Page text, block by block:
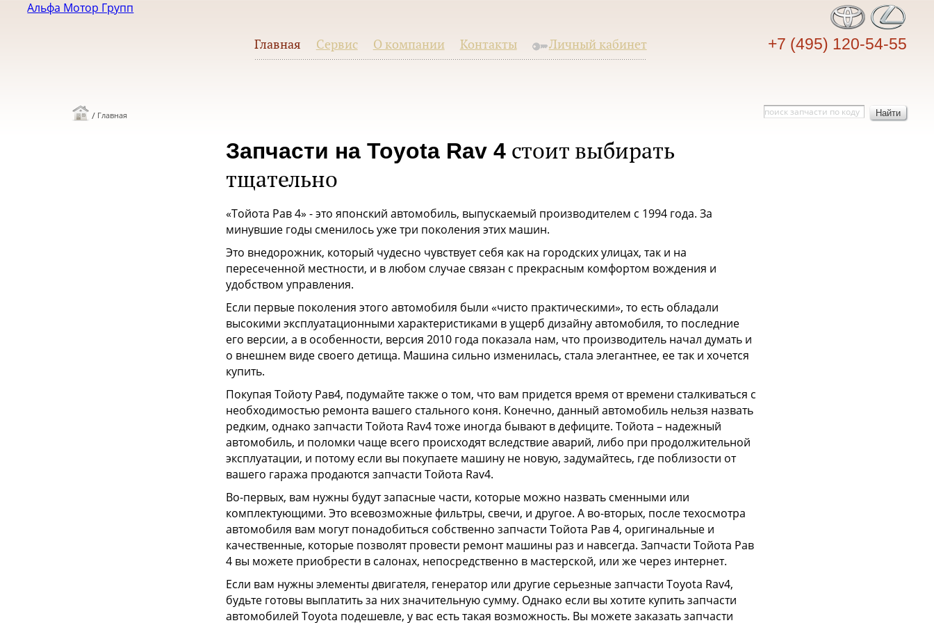
Альфа Мотор Групп
Главная Сервис О компании Контакты Личный кабинет +7 (495) 120-54-55
/ Главная Найти
Запчасти на Toyota Rav 4 стоит выбирать
тщательно
«Тойота Рав 4» - это японский автомобиль, выпускаемый производителем с 1994 года. За
минувшие годы сменилось уже три поколения этих машин.
Это внедорожник, который чудесно чувствует себя как на городских улицах, так и на
пересеченной местности, и в любом случае связан с прекрасным комфортом вождения и
удобством управления.
Если первые поколения этого автомобиля были «чисто практическими», то есть обладали
высокими эксплуатационными характеристиками в ущерб дизайну автомобиля, то последние
его версии, а в особенности, версия 2010 года показала нам, что производитель начал думать и
о внешнем виде своего детища. Машина сильно изменилась, стала элегантнее, ее так и хочется
купить.
Покупая Тойоту Рав4, подумайте также о том, что вам придется время от времени сталкиваться с
необходимостью ремонта вашего стального коня. Конечно, данный автомобиль нельзя назвать
редким, однако запчасти Тойота Rav4 тоже иногда бывают в дефиците. Тойота – надежный
автомобиль, и поломки чаще всего происходят вследствие аварий, либо при продолжительной
эксплуатации, и потому если вы покупаете машину не новую, задумайтесь, где поблизости от
вашего гаража продаются запчасти Тойота Rav4.
Во-первых, вам нужны будут запасные части, которые можно назвать сменными или
комплектующими. Это всевозможные фильтры, свечи, и другое. А во-вторых, после техосмотра
автомобиля вам могут понадобиться собственно запчасти Тойота Рав 4, оригинальные и
качественные, которые позволят провести ремонт машины раз и навсегда. Запчасти Тойота Рав
4 вы можете приобрести в салонах, непосредственно в мастерской, или же через интернет.
Если вам нужны элементы двигателя, генератор или другие серьезные запчасти Toyota Rav4,
будьте готовы выплатить за них значительную сумму. Однако если вы хотите купить запчасти
автомобилей Toyota подешевле, у вас есть такая возможность. Вы можете заказать запчасти